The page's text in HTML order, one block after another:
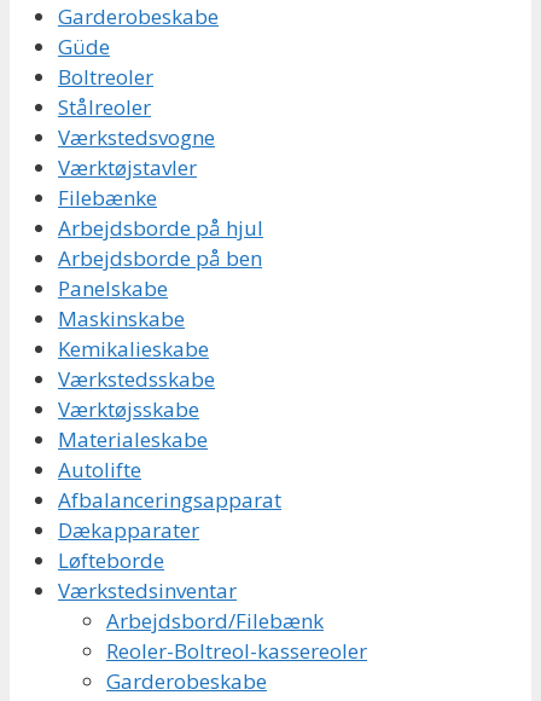
Garderobeskabe
Güde
Boltreoler
Stålreoler
Værkstedsvogne
Værktøjstavler
Filebænke
Arbejdsborde på hjul
Arbejdsborde på ben
Panelskabe
Maskinskabe
Kemikalieskabe
Værkstedsskabe
Værktøjsskabe
Materialeskabe
Autolifte
Afbalanceringsapparat
Dækapparater
Løfteborde
Værkstedsinventar
Arbejdsbord/Filebænk
Reoler-Boltreol-kassereoler
Garderobeskabe